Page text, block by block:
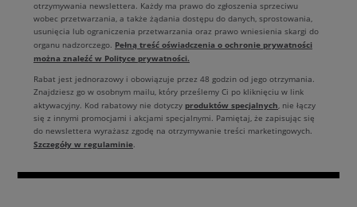
otrzymywania newslettera. Każdy ma prawo do zgłoszenia sprzeciwu
wobec przetwarzania, a także żądania dostępu do danych, sprostowania,
usunięcia lub ograniczenia przetwarzania oraz prawo wniesienia skargi do
organu nadzorczego. Pełną treść oświadczenia o ochronie prywatności
można znaleźć w Polityce prywatności.
Rabat jest jednorazowy i obowiązuje przez 48 godzin od jego otrzymania.
Znajdziesz go w osobnym mailu, który prześlemy Ci po kliknięciu w link
aktywacyjny. Kod rabatowy nie dotyczy produktów specjalnych, nie łączy
się z innymi promocjami i akcjami specjalnymi. Pamiętaj, że zapisując się
do newslettera wyrażasz zgodę na otrzymywanie treści marketingowych.
Szczegóły w regulaminie.